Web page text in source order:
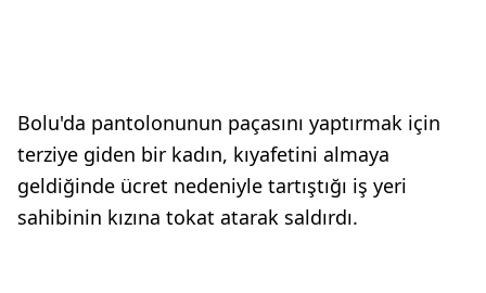
Bolu'da pantolonunun paçasını yaptırmak için
terziye giden bir kadın, kıyafetini almaya
geldiğinde ücret nedeniyle tartıştığı iş yeri
sahibinin kızına tokat atarak saldırdı.